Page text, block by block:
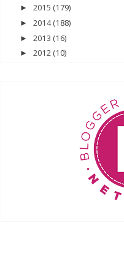
► 2015 (179)
► 2014(188)
► 2013 (16)
► 2012 (10)